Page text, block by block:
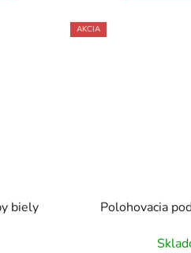
biely
AKCIA
Polohovacia